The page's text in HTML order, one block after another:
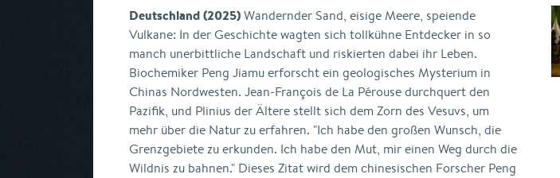
Deutschland (2025)Wandernder Sand, eisige Meere, speiende
Vulkane: In der Geschichte wagten sich tollkühne Entdecker in so
manch unerbittliche Landschaft und riskierten dabei ihr Leben.
Biochemiker Peng Jiamu erforscht ein geologisches Mysterium in
Chinas Nordwesten. Jean-François de La Pérouse durchquert den
Pazifik, und Plinius der Ältere stellt sich dem Zorn des Vesuvs, um
mehr über die Natur zu erfahren. "Ich habe den großen Wunsch, die
Grenzgebiete zu erkunden. Ich habe den Mut, mir einen Weg durch die
Wildnis zu bahnen." Dieses Zitat wird dem chinesischen Forscher Peng